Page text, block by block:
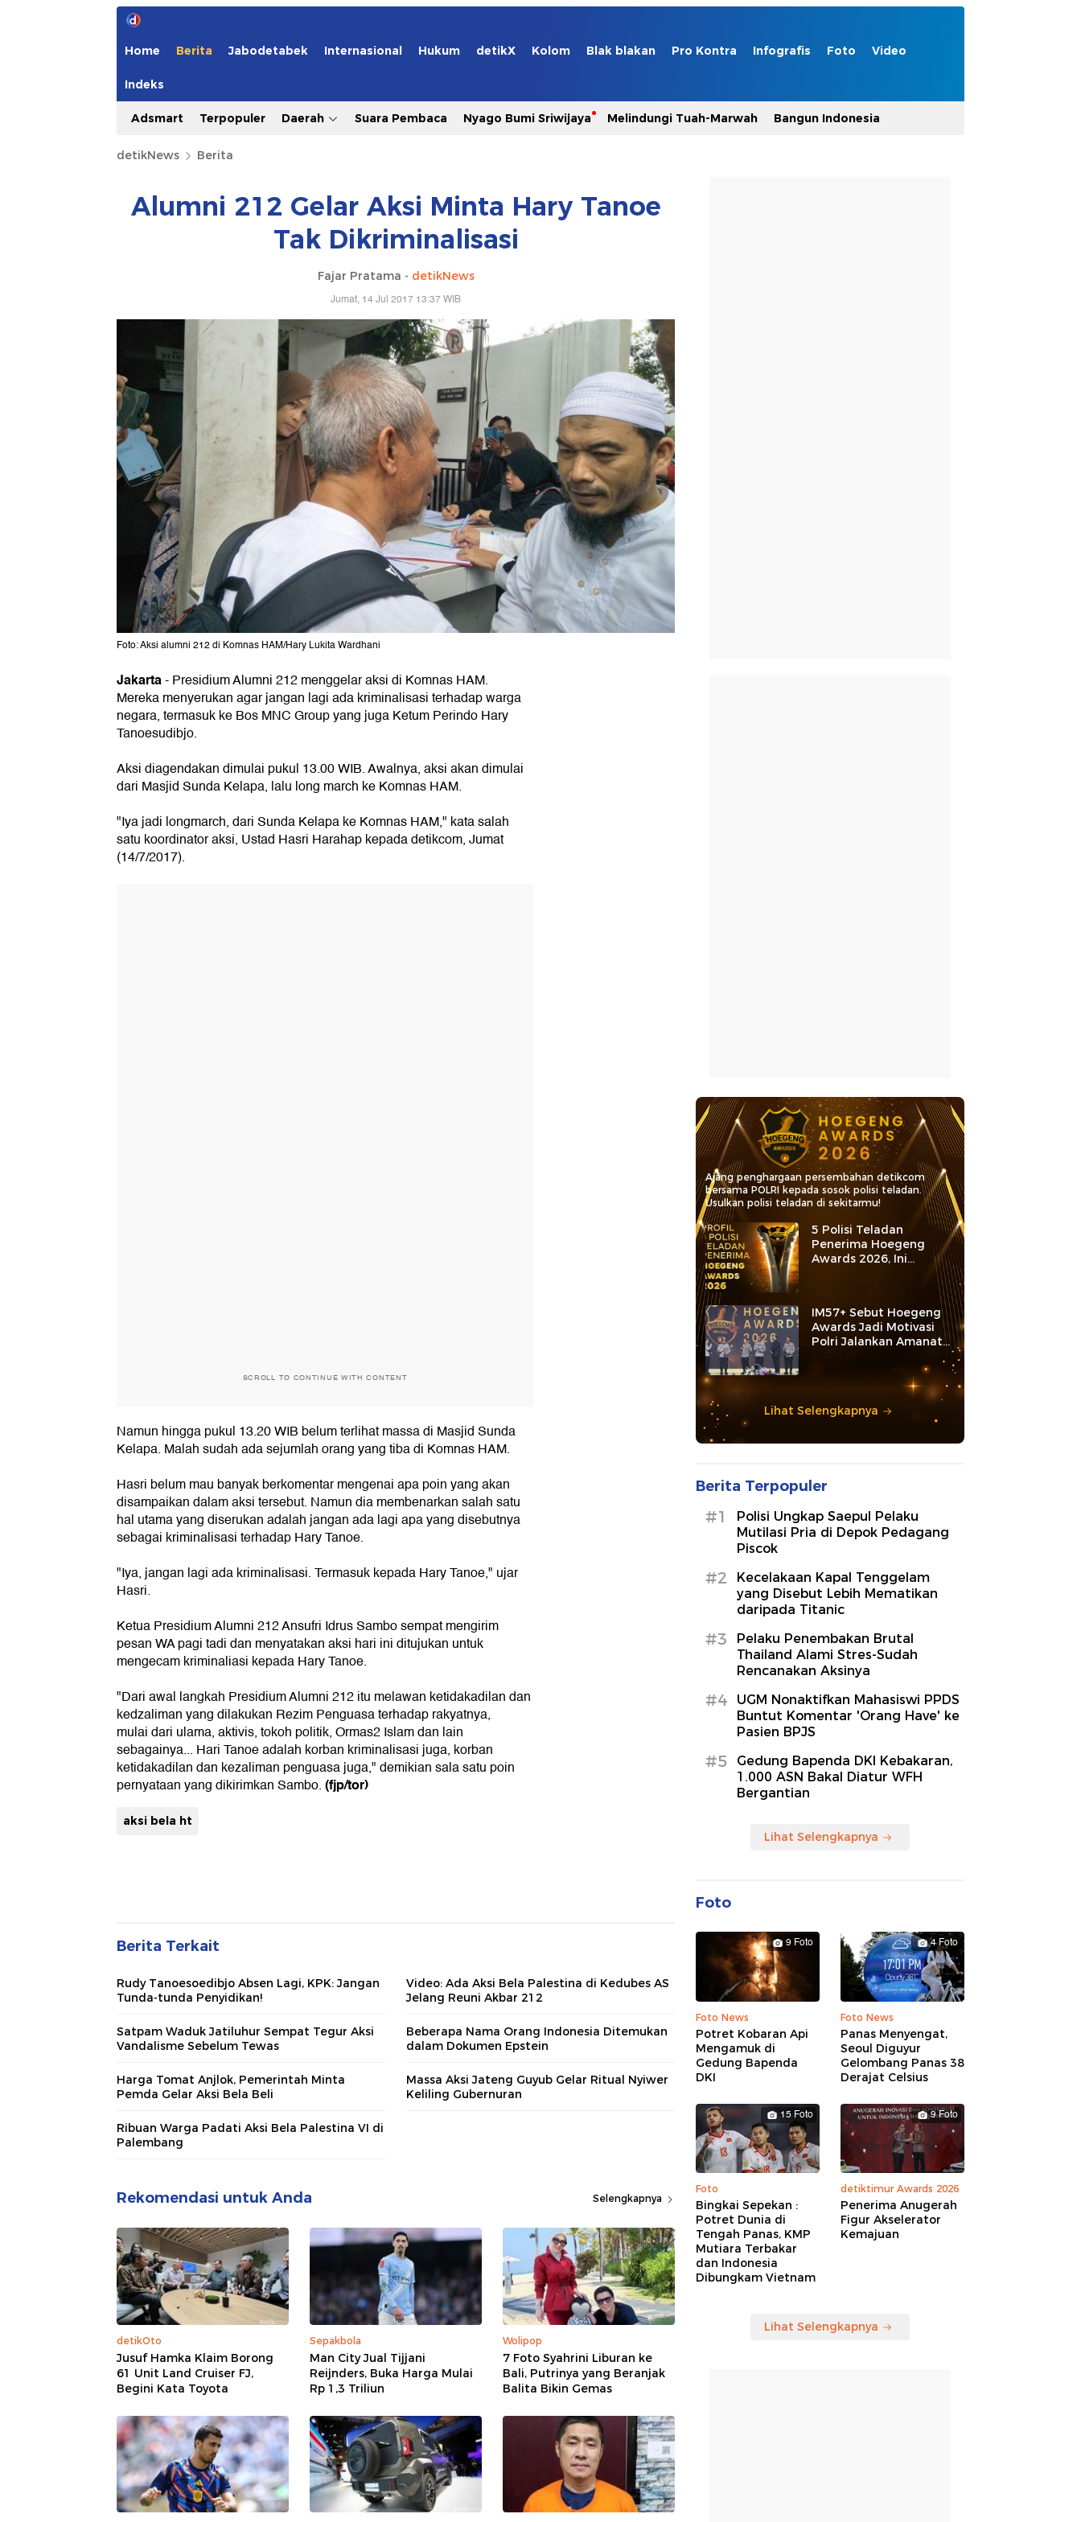
Home Berita Jabodetabek Internasional Hukum detikX Kolom Blak blakan Pro Kontra Infografis Foto Video
Indeks
Adsmart Terpopuler Daerah Suara Pembaca Nyago Bumi Sriwijaya Melindungi Tuah-Marwah Bangun Indonesia
detikNews Berita
Alumni 212 Gelar Aksi Minta Hary Tanoe
Tak Dikriminalisasi
Fajar Pratama - detikNews
Jumat, 14 Jul 2017 13:37 WIB
Foto: Aksi alumni 212 di Komnas HAM/Hary Lukita Wardhani
Jakarta-Presidium Alumni 212 menggelar aksi di Komnas HAM.
Mereka menyerukan agar jangan lagi ada kriminalisasi terhadap warga
negara, termasuk ke Bos MNC Group yang juga Ketum Perindo Hary
Tanoesudibjo.
Aksi diagendakan dimulai pukul 13.00 WIB. Awalnya, aksi akan dimulai
dari Masjid Sunda Kelapa, lalu long march ke Komnas HAM.
"Iya jadi longmarch, dari Sunda Kelapa ke Komnas HAM," kata salah
satu koordinator aksi, Ustad Hasri Harahap kepada detikcom, Jumat
(14/7/2017).
SCROLL TO CONTINUE WITH CONTENT
Namun hingga pukul 13.20 WIB belum terlihat massa di Masjid Sunda
Kelapa. Malah sudah ada sejumlah orang yang tiba di Komnas HAM.
Hasri belum mau banyak berkomentar mengenai apa poin yang akan
disampaikan dalam aksi tersebut. Namun dia membenarkan salah satu
hal utama yang diserukan adalah jangan ada lagi apa yang disebutnya
sebagai kriminalisasi terhadap Hary Tanoe.
"Iya, jangan lagi ada kriminalisasi. Termasuk kepada Hary Tanoe," ujar
Hasri.
Ketua Presidium Alumni 212 Ansufri Idrus Sambo sempat mengirim
pesan WA pagi tadi dan menyatakan aksi hari ini ditujukan untuk
mengecam kriminaliasi kepada Hary Tanoe.
"Dari awal langkah Presidium Alumni 212 itu melawan ketidakadilan dan
kedzaliman yang dilakukan Rezim Penguasa terhadap rakyatnya,
mulai dari ulama, aktivis, tokoh politik, Ormas2 Islam dan lain
sebagainya... Hari Tanoe adalah korban kriminalisasi juga, korban
ketidakadilan dan kezaliman penguasa juga," demikian sala satu poin
pernyataan yang dikirimkan Sambo.(fjp/tor)
aksi bela ht
Berita Terkait
Rudy Tanoesoedibjo Absen Lagi, KPK: Jangan
Tunda-tunda Penyidikan!
Video: Ada Aksi Bela Palestina di Kedubes AS
Jelang Reuni Akbar 212
Satpam Waduk Jatiluhur Sempat Tegur Aksi
Vandalisme Sebelum Tewas
Beberapa Nama Orang Indonesia Ditemukan
dalam Dokumen Epstein
Harga Tomat Anjlok, Pemerintah Minta
Pemda Gelar Aksi Bela Beli
Massa Aksi Jateng Guyub Gelar Ritual Nyiwer
Keliling Gubernuran
Ribuan Warga Padati Aksi Bela Palestina VI di
Palembang
Rekomendasi untuk Anda Selengkapnya
detikOto
Jusuf Hamka Klaim Borong
61 Unit Land Cruiser FJ,
Begini Kata Toyota
Sepakbola
Man City Jual Tijjani
Reijnders, Buka Harga Mulai
Rp 1,3 Triliun
Wolipop
7 Foto Syahrini Liburan ke
Bali, Putrinya yang Beranjak
Balita Bikin Gemas
Ajang penghargaan persembahan detikcom
bersama POLRI kepada sosok polisi teladan.
Usulkan polisi teladan di sekitarmu!
5 Polisi Teladan
Penerima Hoegeng
Awards 2026, Ini
Kategori dan Kiprahnya
IM57+ Sebut Hoegeng
Awards Jadi Motivasi
Polri Jalankan Amanat
Lihat Selengkapnya
Berita Terpopuler
#1
Polisi Ungkap Saepul Pelaku
Mutilasi Pria di Depok Pedagang
Piscok
#2
Kecelakaan Kapal Tenggelam
yang Disebut Lebih Mematikan
daripada Titanic
#3
Pelaku Penembakan Brutal
Thailand Alami Stres-Sudah
Rencanakan Aksinya
#4
UGM Nonaktifkan Mahasiswi PPDS
Buntut Komentar 'Orang Have' ke
Pasien BPJS
#5
Gedung Bapenda DKI Kebakaran,
1.000 ASN Bakal Diatur WFH
Bergantian
Lihat Selengkapnya
Foto
9 Foto
Foto News
Potret Kobaran Api
Mengamuk di
Gedung Bapenda
DKI
4 Foto
Foto News
Panas Menyengat,
Seoul Diguyur
Gelombang Panas 38
Derajat Celsius
15 Foto
Foto
Bingkai Sepekan :
Potret Dunia di
Tengah Panas, KMP
Mutiara Terbakar
dan Indonesia
Dibungkam Vietnam
9 Foto
detiktimur Awards 2026
Penerima Anugerah
Figur Akselerator
Kemajuan
Lihat Selengkapnya